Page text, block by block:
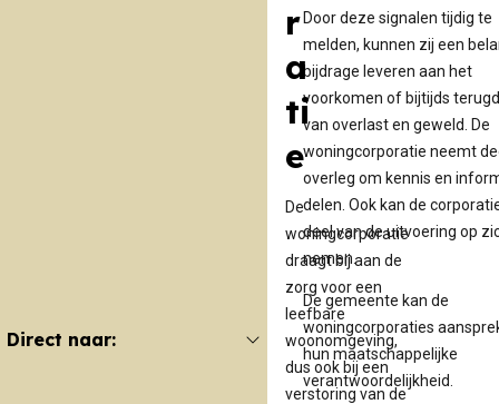
r
a
ti
e
De
woningcorporatie
draagt bij aan de
zorg voor een
leefbare
woonomgeving,
dus ook bij een
verstoring van de
Direct naar:
Door deze signalen tijdig te
melden, kunnen zij een
bijdrage leveren aan het
voorkomen of bijtijds
van overlast en geweld. De
woningcorporatie neemt
overleg om kennis en
delen. Ook kan de
deel van de uitvoering op
nemen.
De gemeente kan de
woningcorporaties
hun maatschappelijke
verantwoordelijkheid.